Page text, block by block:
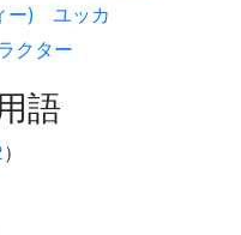
ー)
ユッカ
クター
語
）